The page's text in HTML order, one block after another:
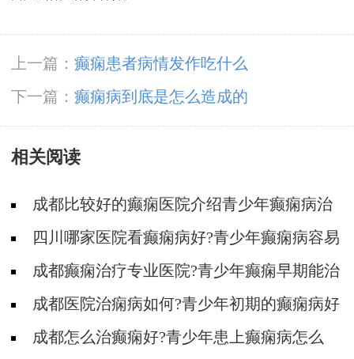
上一篇： 癫痫患者病情发作吃什么
下一篇： 癫痫病到底是怎么造成的
相关阅读
成都比较好的癫痫医院介绍青少年癫痫病治
疗需要注意哪些?
四川哪家医院看癫痫病好?青少年癫痫病容易
出现哪些心理问题?
成都癫痫治疗专业医院?青少年癫痫早期能治
疗好吗?
​成都医院治痫病如何?青少年初期的癫痫病好
治疗吗?
成都怎么治癫痫好?青少年患上癫痫病怎么